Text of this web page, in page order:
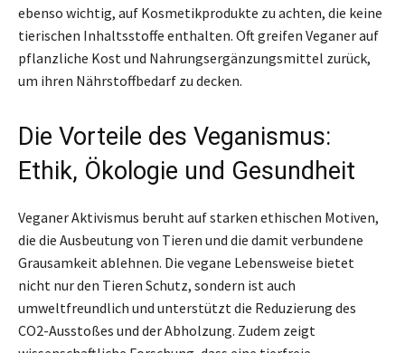
ebenso wichtig, auf Kosmetikprodukte zu achten, die keine
tierischen Inhaltsstoffe enthalten. Oft greifen Veganer auf
pflanzliche Kost und Nahrungsergänzungsmittel zurück,
um ihren Nährstoffbedarf zu decken.
Die Vorteile des Veganismus:
Ethik, Ökologie und Gesundheit
Veganer Aktivismus beruht auf starken ethischen Motiven,
die die Ausbeutung von Tieren und die damit verbundene
Grausamkeit ablehnen. Die vegane Lebensweise bietet
nicht nur den Tieren Schutz, sondern ist auch
umweltfreundlich und unterstützt die Reduzierung des
CO2-Ausstoßes und der Abholzung. Zudem zeigt